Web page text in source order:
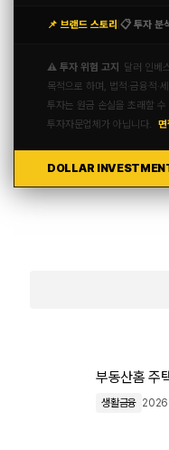
📌 브랜드 스토리 📋 투자 분
⚠️ 투자 위험 고지
달러 인베
목적으로 하며, 법적·금융적·
투자는 원금 손실을 초래할
투자자문업체가 아닙니다.
DOLLAR
부동산홈 주
생활금융 2026